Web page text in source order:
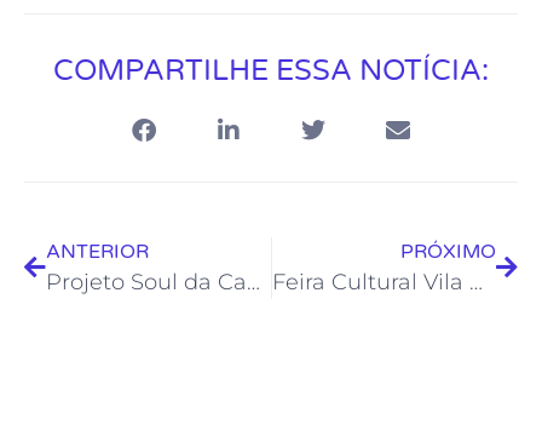
COMPARTILHE ESSA NOTÍCIA:
ANTERIOR
Projeto Soul da Casa apresenta Banda Joker
PRÓXIMO
Feira Cultural Vila Rainha apresenta cultura pop/geek neste sábado